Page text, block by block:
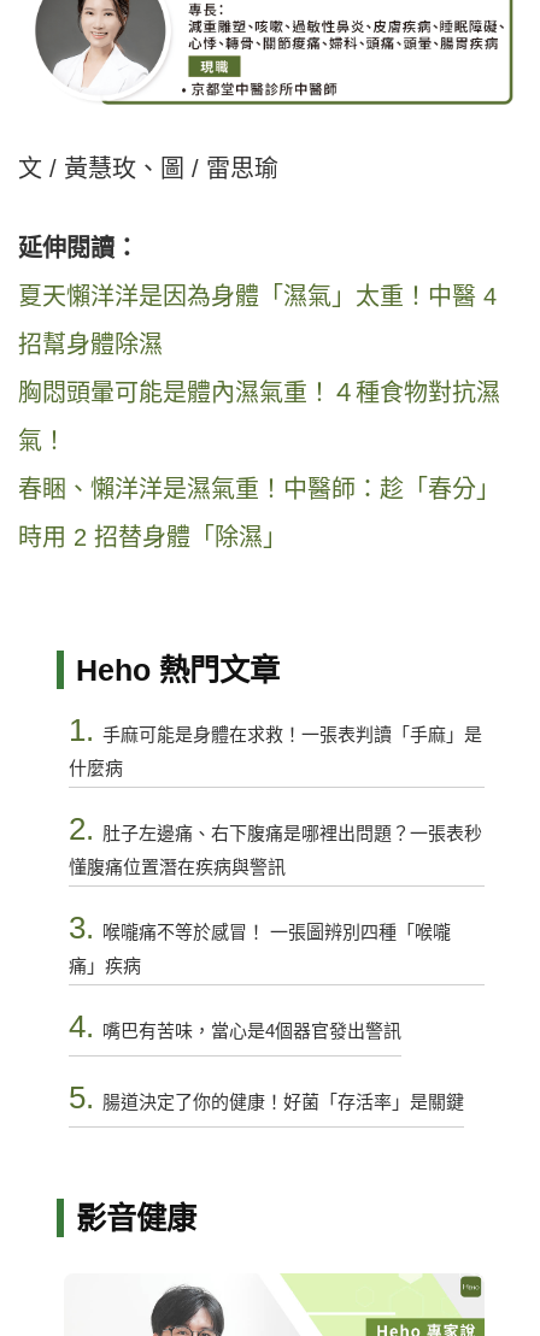
文 / 黃慧玫、圖 / 雷思瑜
延伸閱讀：
夏天懶洋洋是因為身體「濕氣」太重！中醫 4
招幫身體除濕
胸悶頭暈可能是體內濕氣重！４種食物對抗濕
氣！
春睏、懶洋洋是濕氣重！中醫師：趁「春分」
時用 2 招替身體「除濕」
Heho 熱門文章
1. 手麻可能是身體在求救！一張表判讀「手麻」是
什麼病
2. 肚子左邊痛、右下腹痛是哪裡出問題？一張表秒
懂腹痛位置潛在疾病與警訊
3.
喉嚨痛不等於感冒！ 一張圖辨別四種「喉嚨
痛」疾病
4. 嘴巴有苦味，當心是4個器官發出警訊
5. 腸道決定了你的健康！好菌「存活率」是關鍵
影音健康